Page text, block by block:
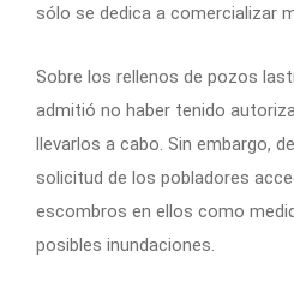
sólo se dedica a comercializar
Sobre los rellenos de pozos
admitió no haber tenido
llevarlos a cabo. Sin embargo,
solicitud de los pobladores
escombros en ellos como
posibles inundaciones.